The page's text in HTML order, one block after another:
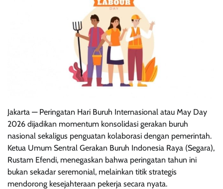
Jakarta — Peringatan Hari Buruh Internasional atau May Day
2026 dijadikan momentum konsolidasi gerakan buruh
nasional sekaligus penguatan kolaborasi dengan pemerintah.
Ketua Umum Sentral Gerakan Buruh Indonesia Raya (Segara),
Rustam Efendi, menegaskan bahwa peringatan tahun ini
bukan sekadar seremonial, melainkan titik strategis
mendorong kesejahteraan pekerja secara nyata.